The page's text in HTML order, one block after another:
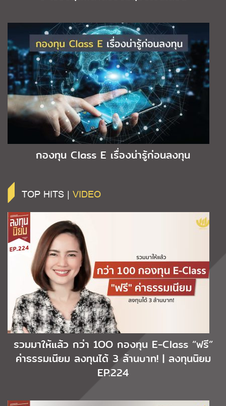
กองทุน Class E เรื่องน่ารู้ก่อนลงทุน
TOP HITS | VIDEO
รวมมาให้แล้ว กว่า 1OO กองทุน E-Class “ฟรี”
ค่าธรรมเนียม ลงทุนได้ 3 ล้านบาท! | ลงทุนนิยม
EP.224